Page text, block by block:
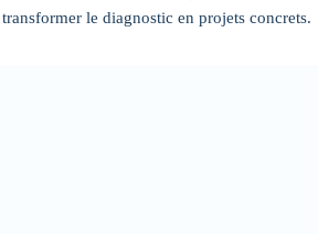
le diagnostic en projets concrets.